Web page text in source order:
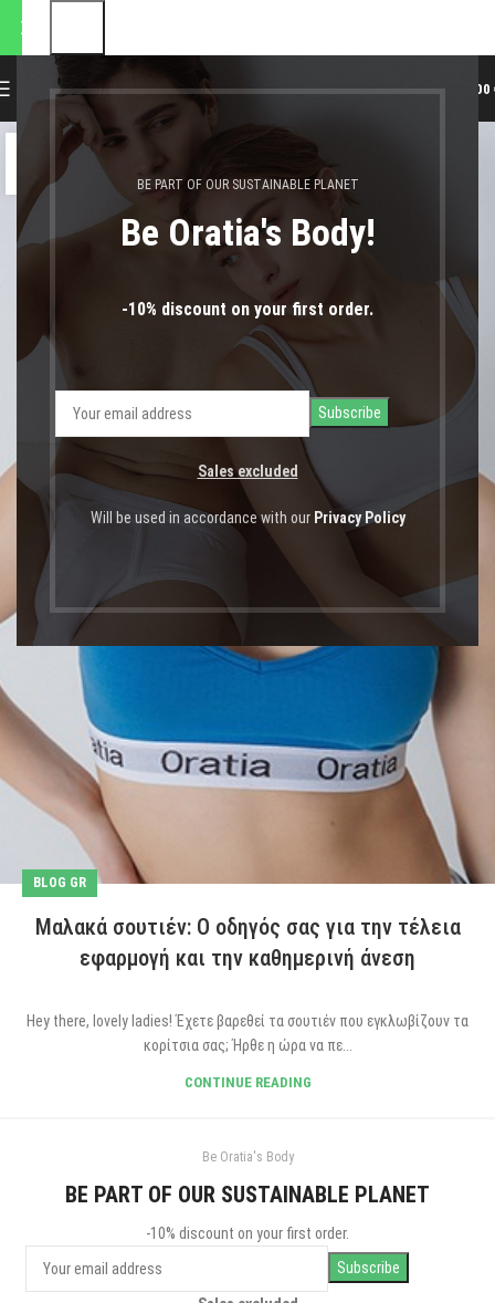
BE PART OF OUR SUSTAINABLE PLANET
Be Oratia's Body!
-10% discount on your first order.
Sales excluded
Will be used in accordance with our Privacy Policy
MENU 0,00
BLOG GR
Μαλακά σουτιέν: Ο οδηγός σας για την τέλεια
εφαρμογή και την καθημερινή άνεση
Hey there, lovely ladies! Έχετε βαρεθεί τα σουτιέν που εγκλωβίζουν τα
κορίτσια σας; Ήρθε η ώρα να πε...
CONTINUE READING
Be Oratia's Body
BE PART OF OUR SUSTAINABLE PLANET
-10% discount on your first order.
θα